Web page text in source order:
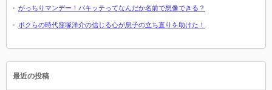
がっちりマンデー！パキッテってなんだか名前で想像できる？
ボクらの時代窪塚洋介の信じる心が息子の立ち直りを助けた！
最近の投稿